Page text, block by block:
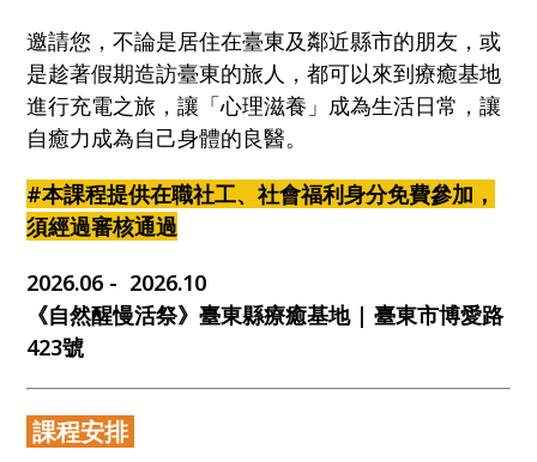
邀請您，不論是居住在臺東及鄰近縣市的朋友，或
是趁著假期造訪臺東的旅人，都可以來到療癒基地
進行充電之旅，讓「心理滋養」成為生活日常，讓
自癒力成為自己身體的良醫。
#本課程提供在職社工、社會福利身分免費參加，
須經過審核通過
2026.06 - 2026.10
《自然醒慢活祭》臺東縣療癒基地 | 臺東市博愛路
423號
課程安排